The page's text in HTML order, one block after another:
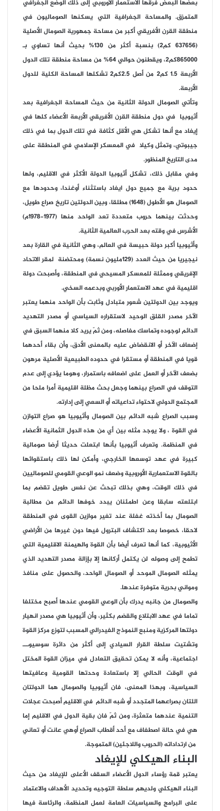
بعضها البعض فرقها الاستعمار الأوروبي إلى ذلك الوضع الجغرافي
المتمزق. والمساحة الجغرافية التي يسكنها الصوماليون في
منطقة القرن الأفريقي أكبر من مساحة جمهورية الصومال الأصلية
(637656 كم2) بنسبة أكثر من 130% بحيث أنها تساوي بـ
865000كم2، ويقطنون حوالي 64% من مساحة منطقة تلك الدول
الأربعة 1.5 كم2 من أصل 2.5كم2 تشكلها المساحة الكلية للدول
الأربعة.
وتأتي الصومال الدولة الثانية من حيث المساحة الجغرافية بعد
أثيوبيا في دول منطقة القرن الأفريقي الأربعة الأعضاء كلها في
إيغاد مع أنها تشكل هي الأقل كثافة في تلك الدول بما في ذلك
جيبوتي، وتمثل وكيلا في المعسكر الإسلامي في المنطقة على
مدى التاريخ المنظور.
وفي مقابل ذلك، تشكل أثيوبيا الدولة الأكثر في الاقليم، ولها
حدود برية مع جميع دول ايغاد باستثناء أوغندا، وحدودها مع
الصومال هو الأطول (1648) مطلقا، وبين الدولتين تاريخ صراع طويل،
وحدثت بينهما حروب متعددة تعد الواحد منها (1977-1978م)
الأشرس في وقته بعد الحرب العالمية الثانية.
وأثيوبيا أكبر دولة حبيسة في العالم، وهي الثانية في القارة بعد
نيجيريا من حيث العدد (129مليون نسمة) ومحتضنة لمقر الاتحاد
الإفريقي وممثلة للمعسكر المسيحي في المنطقة، وأصبحت دولة
اقليمية في عهد الاستعمار الأوربي وبدعمه السخي.
ويوجد بين الدولتين شعور متبادل وثابت بأن الواحد منهما يعتبر
الآخر مصدر القلق الوحيد لاستقراره السياسي أو مصدر التهديد
الدائم لوجوده وتماسك مفاصله، ومن ثمّ يريد كلا منهما السبق في
إضعاف الآخر أو الانقضاض عليه بالمعنى الأدق، وأن بقاء أحدهما
قويا في المنطقة أو مستقرا في حدوده الطبيعية الأصلية مرهون
بضعف الآخر أو العمل على اضعافه باستمرار، وهوما يؤدي إلى عدم
التوقف في الصراع بينهما وجعل بحث مظلة اقليمية أمرا ملحا من
المجتمع الدولي لاحتواء تداعياته أو السعي إلى إدارته.
وسبب الصراع شبه الدائم بين الصومال وأثيوبيا هو صراع التوازن
في القوة ، ولا يوجد مثله بين أي من هذه الدول الثمانية الأعضاء
في المنظمة. وتعرف أثيوبيا بأنها ابتعلت حديثا أرضا صومالية
كبيرة في عهد توسعها الخارجي، وأمكن لها ذلك باستقوائها
بالقوة الاستعمارية الأوروبية وضعف نمو الوعي القومي للصوماليين
في ذلك الوقت، وهي بذلك تبحث عن نفس طويل تقضم بما
ابتلعته سابقا وعن اطمئنان يبدد خوفها الدائم من مطالبة
الصومال بما أخذته غفلة عند تغير موازين القوى في المنطقة
لاحقا، خصوصا بعد اكتشاف البترول فيها دون غيرها من الأراضي
الأثيوبية، كما أنها تعرف أيضا بأن القوة والهيمنة الاقليمية التي
تطمح إلى وصوله لن يكتمل أركانها إلا بإزالة مصدر التهديد الذي
يمثله الصومال الموحد أو الصومال الواحد، والحصول على منافذ
ومواني بحرية متوفرة عندها.
والصومال من جانبه يدرك بأن الوعي القومي عندها أصبح مختلفا
تماما في عهد الابتلاع والقضم بكثير، وأن أثيوبيا هي مصدر انهيار
دولتها المركزية ومنبع النموذج الفيدرالي المسبب لتوزع مركز القوة
وتشتيت سلطة القرار السيادي إلى أكثر من دائرة سوسيوـــ
اجتماعية، وأنه لا يمكن تحقيق التعادل في ميزان القوة المختل
في الوقت الحالي إلا باستعادة وحدتها القومية وعافيتها
السياسية، وبهذا المعنى، فان أثيوبيا والصومال هما الدولتان
اللتان بصراعهما المتجدد أو شبه الدائم في الاقليم أصبحت عجلات
التنمية عندهما متعثرة، ومن ثمّ فان بقية الدول في الاقليم إما
هي في حالة اصطفاف مع أحد أقطاب الصراع أوهي عانت أو تعاني
من ارتداداته (الحروب واللاجئين) المتموجة.
البناء الهيكلي للإيغاد
يعتبر قمة رؤساء الدول الأعضاء السقف الأعلى للإيغاد من حيث
البناء الهيكلي ولديهم سلطة التوجيه وتحديد الأهداف والاعتماد
على البرامج والسياسيات العامة لعمل المنظمة، والرئاسة فيها